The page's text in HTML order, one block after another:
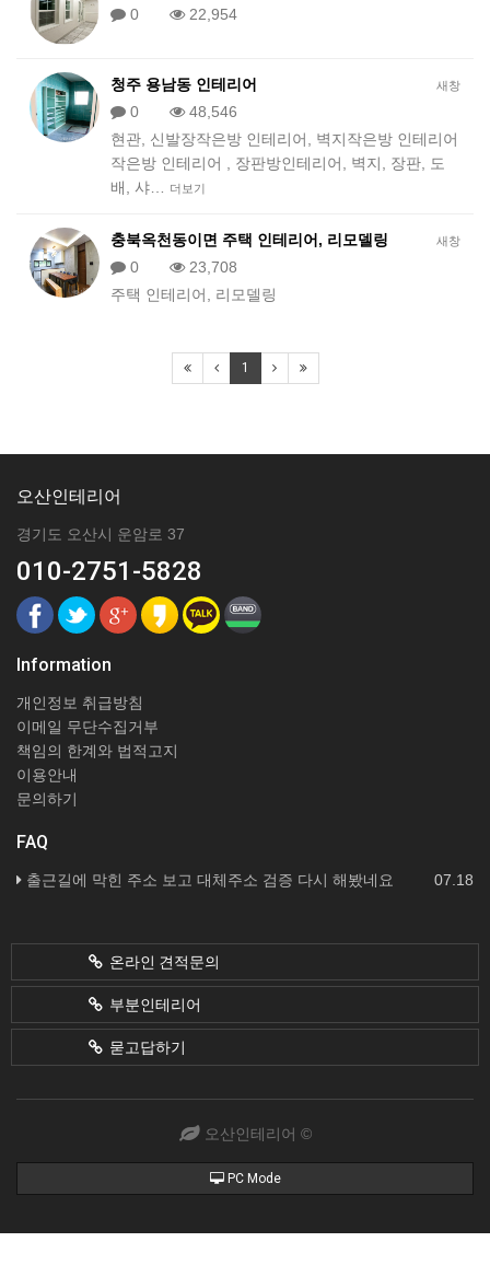
0
22,954
새창
청주 용남동 인테리어
0
48,546
현관, 신발장작은방 인테리어, 벽지작은방 인테리어
작은방 인테리어 , 장판방인테리어, 벽지, 장판, 도
배, 샤…
더보기
새창
충북옥천동이면 주택 인테리어, 리모델링
0
23,708
주택 인테리어, 리모델링
1
오산인테리어
경기도 오산시 운암로 37
010-2751-5828
Information
개인정보 취급방침
이메일 무단수집거부
책임의 한계와 법적고지
이용안내
문의하기
FAQ
07.18
출근길에 막힌 주소 보고 대체주소 검증 다시 해봤네요
온라인 견적문의
부분인테리어
묻고답하기
오산인테리어 ©
PC Mode